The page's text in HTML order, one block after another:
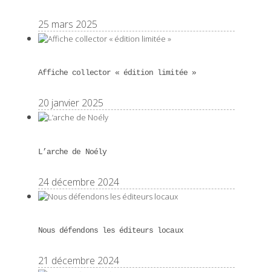
25 mars 2025
Affiche collector « édition limitée »
20 janvier 2025
L’arche de Noély
24 décembre 2024
Nous défendons les éditeurs locaux
21 décembre 2024